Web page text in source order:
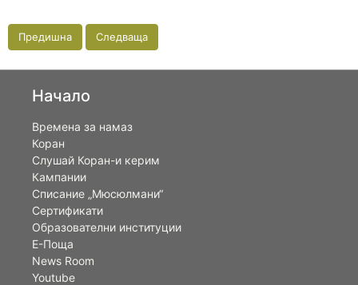
Предишна Следваща
Начало
Времена за намаз
Коран
Слушай Коран-и керим
Кампании
Списание „Мюсюлмани“
Сертификати
Образователни институции
Е-Поща
News Room
Youtube